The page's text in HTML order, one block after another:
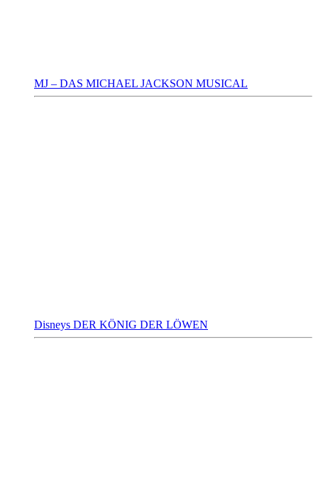
MJ – DAS MICHAEL JACKSON MUSICAL
Disneys DER KÖNIG DER LÖWEN